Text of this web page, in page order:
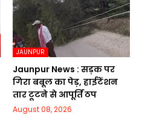
JAUNPUR
Jaunpur News : सड़क पर
गिरा बबूल का पेड़, हाईटेंशन
तार टूटने से आपूर्ति ठप
August 08, 2026